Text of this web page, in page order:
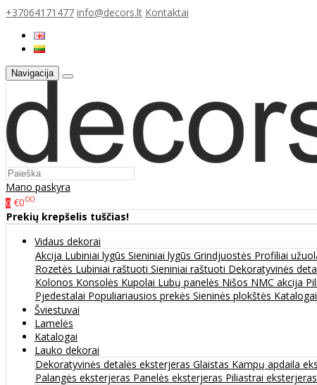
+37064171477 info@decors.lt Kontaktai
Navigacija
Mano paskyra
0 €000
Prekių krepšelis tuščias!
Vidaus dekorai
Akcija Lubiniai lygūs Sieniniai lygūs Grindjuostės Profiliai
Rozetės Lubiniai raštuoti Sieniniai raštuoti Dekoratyvinės
Kolonos Konsolės Kupolai Lubų panelės Nišos NMC akcija
Pjedestalai Populiariausios prekės Sieninės plokštės
Šviestuvai
Lamelės
Katalogai
Lauko dekorai
Dekoratyvinės detalės eksterjeras Glaistas Kampų apdaila
Palangės eksterjeras Panelės eksterjeras Piliastrai eksterjeras